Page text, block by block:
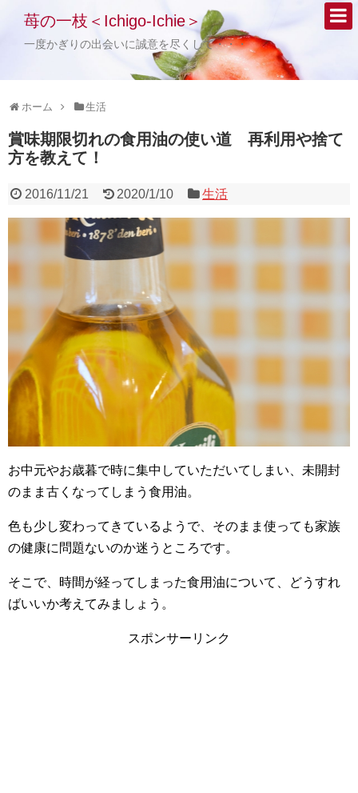
苺の一枝＜Ichigo-Ichie＞
一度かぎりの出会いに誠意を尽くして・・・
ホーム 生活
賞味期限切れの食用油の使い道 再利用や捨て
方を教えて！
2016/11/21 2020/1/10 生活
お中元やお歳暮で時に集中していただいてしまい、未開封
のまま古くなってしまう食用油。
色も少し変わってきているようで、そのまま使っても家族
の健康に問題ないのか迷うところです。
そこで、時間が経ってしまった食用油について、どうすれ
ばいいか考えてみましょう。
スポンサーリンク